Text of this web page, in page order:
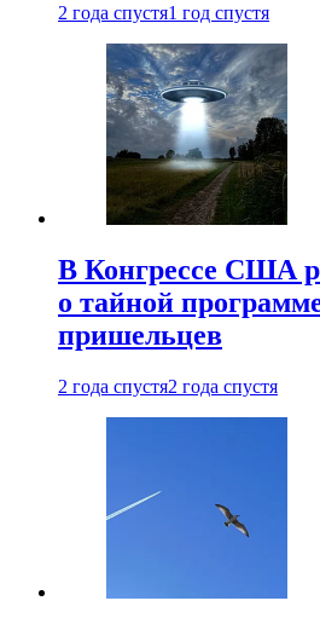
2 года спустя1 год спустя
В Конгрессе США
о тайной
пришельцев
2 года спустя2 года спустя